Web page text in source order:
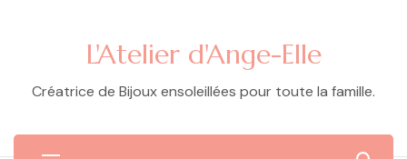
L'Atelier d'Ange-Elle
Créatrice de Bijoux ensoleillées pour toute la famille.